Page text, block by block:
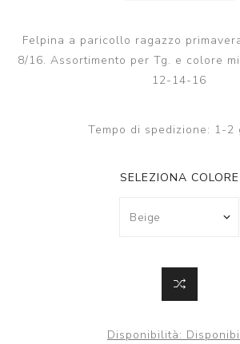
Felpina a paricollo ragazzo
8/16. Assortimento per Tg. e colore
12-14-16
Tempo di spedizione: 1-2
SELEZIONA COLORE
Disponibilità: